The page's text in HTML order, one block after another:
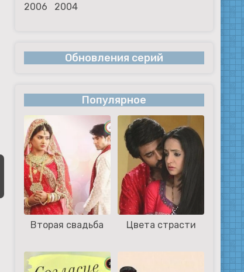
2006
2004
Обновления серий
Популярное
Вторая свадьба Цвета страсти